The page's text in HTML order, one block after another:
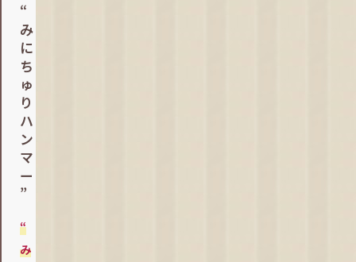
“
み
に
ち
ゅ
り
ハ
ン
マ
ー
”
“
み